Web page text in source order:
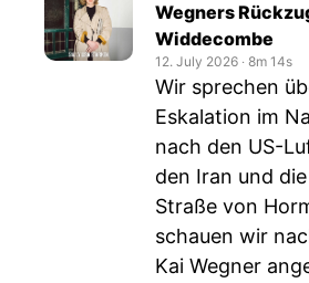
Wegners
Widdecombe
12. July 2026 ‧ 8m 14s
Wir sprechen
Eskalation im
nach den US-
den Iran und
Straße von
schauen wir
Kai Wegner